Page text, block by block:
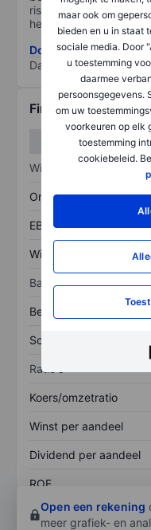
maar ook om
bieden en u in staat
sociale media. Door
u toestemming
daarmee
persoonsgegevens.
om uw
voorkeuren op elk
toestemming
cookiebeleid.
risico, hoe beter (0
het grootste risico).
Download de ESG-
Data provided by
Financiële
Winst/verlies
Omzet
EBITDA
Winst
Balans
Bezittingen
Schulden
Ratio's
Koers/omzetratio
Winst per aandeel
Dividend per aandeel
ROE
Open een rekening
meer grafiek- en